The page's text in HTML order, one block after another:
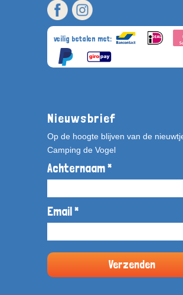
veilig betalen met:
Nieuwsbrief
Op de hoogte blijven van de
Camping de Vogel
Achternaam *
Email *